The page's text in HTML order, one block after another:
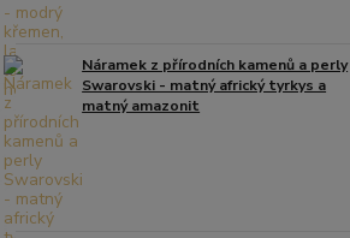
Náramek z přírodních kamenů a perly
Swarovski - matný africký tyrkys a
matný amazonit